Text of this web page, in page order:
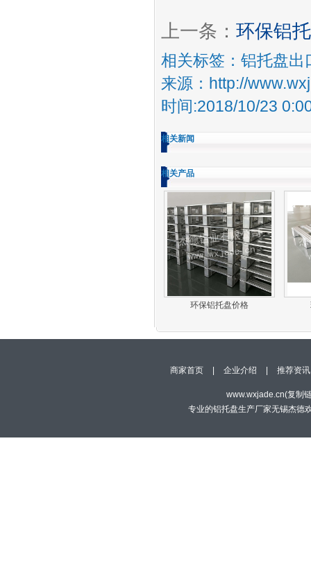
上一条： 环保铝
相关标签： 铝托盘出
来源：http://
时间:2018/10/23
相关新闻
相关产品
环保铝托盘价格
商家首页 企业介绍 推荐资讯
www.wxjade.cn(复制
专业的铝托盘生产厂家无锡杰德